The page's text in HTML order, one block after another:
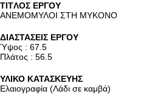
TITΛΟΣ ΕΡΓΟΥ
ΑΝΕΜΟΜΥΛΟΙ ΣΤΗ ΜΥΚΟΝΟ
ΔΙΑΣΤΑΣΕΙΣ ΕΡΓΟΥ
Ύψος : 67.5
Πλάτος : 56.5
ΥΛΙΚΟ ΚΑΤΑΣΚΕΥΗΣ
Ελαιογραφία (Λάδι σε καμβά)